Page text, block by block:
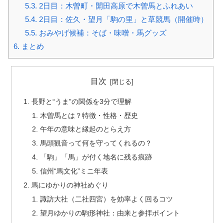
5.3. 2日目：木曽町・開田高原で木曽馬とふれあい
5.4. 2日目：佐久・望月「駒の里」と草競馬（開催時）
5.5. おみやげ候補：そば・味噌・馬グッズ
6. まとめ
目次
長野と“うま”の関係を3分で理解
木曽馬とは？特徴・性格・歴史
午年の意味と縁起のとらえ方
馬頭観音って何を守ってくれるの？
「駒」「馬」が付く地名に残る痕跡
信州“馬文化”ミニ年表
馬にゆかりの神社めぐり
諏訪大社（二社四宮）を効率よく回るコツ
望月ゆかりの駒形神社：由来と参拝ポイント